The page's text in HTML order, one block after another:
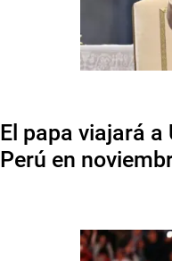
El papa viajará a
Perú en